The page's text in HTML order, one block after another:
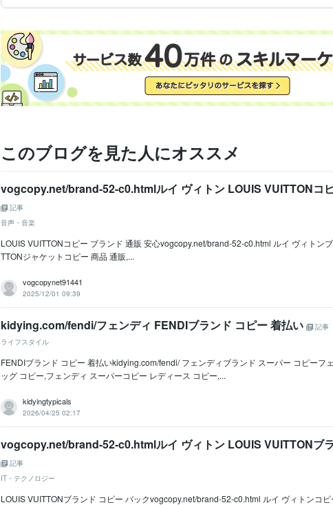
このブログを見た人にオススメ
vogcopy.net/brand-52-c0.htmlルイ ヴィトン LOUIS VUITTONコ
記事
音声・音楽
LOUIS VUITTONコピー ブランド 通販 安心vogcopy.net/brand-52-c0.html ルイ ヴィトン
TTONジャケットコピー 商品 通販,...
vogcopynet91441
2025/12/01 09:39
kidying.com/fendi/フェンディ FENDIブランド コピー 着払い
記事
ライフスタイル
FENDIブランド コピー 着払いkidying.com/fendi/ フェンディブランド スーパー コピーフ
ッグ コピー,フェンディ スーパーコピー レディース コピー,...
kidyingtypicals
2026/04/25 02:17
vogcopy.net/brand-52-c0.htmlルイ ヴィトン LOUIS VUITTONブ
記事
IT・テクノロジー
LOUIS VUITTONブランド コピー バックvogcopy.net/brand-52-c0.html ルイ ヴィトンコ